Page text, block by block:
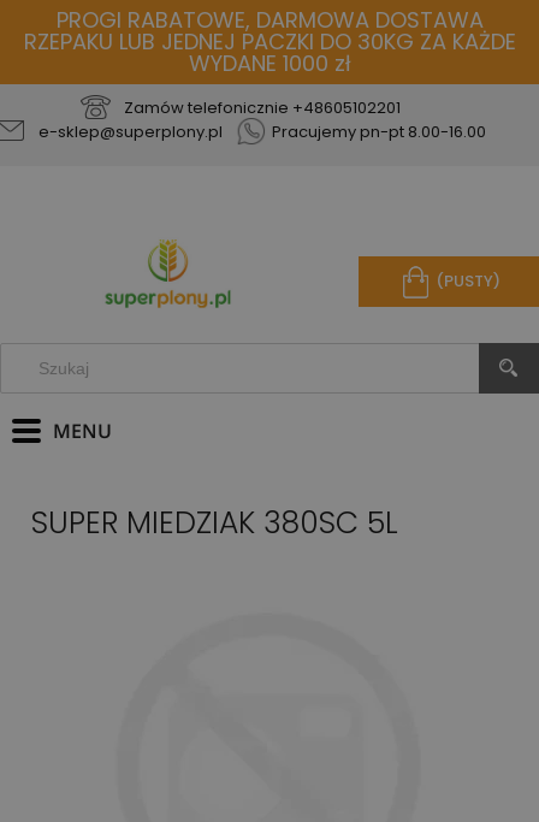
PROGI RABATOWE, DARMOWA DOSTAWA
RZEPAKU LUB JEDNEJ PACZKI DO 30KG ZA KAŻDE
WYDANE 1000 zł
Zamów telefonicznie +48605102201
e-sklep@superplony.pl
Pracujemy pn-pt 8.00-16.00
(PUSTY)
SUPER MIEDZIAK 380SC 5L